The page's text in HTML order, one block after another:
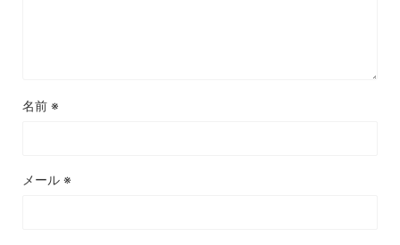
名前 ※
メール ※